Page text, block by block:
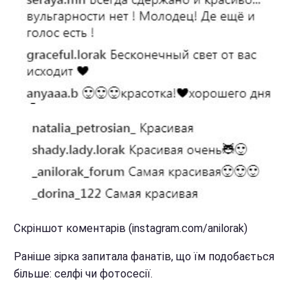
Скріншот коментарів (instagram.com/anilorak)
Раніше зірка запитала фанатів, що їм подобається
більше: селфі чи фотосесії.